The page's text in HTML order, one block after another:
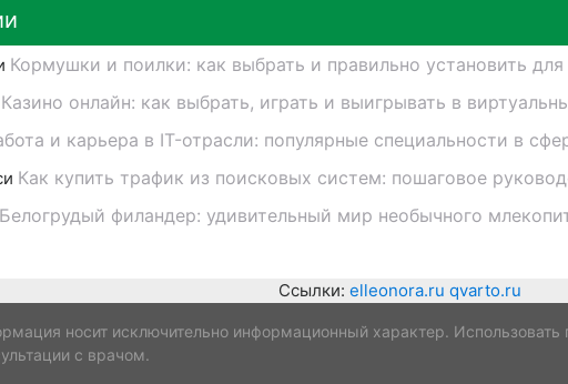
Кормушки и поилки: как выбрать и правильно установить
Казино онлайн: как выбрать, играть и выигрывать в
и карьера в IT-отрасли: популярные специальности в
Как купить трафик из поисковых систем: пошаговое
Белогрудый филандер: удивительный мир необычного
Ссылки: elleonora.ru qvarto.ru
носит исключительно информационный характер.
с врачом.